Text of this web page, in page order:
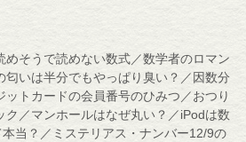
そうで読めない数式／数学者のロマン
匂いは半分でもやっぱり臭い？／因数分
トカードの会員番号のひみつ／おつり
ク／マンホールはなぜ丸い？／iPodは数
当？／ミステリアス・ナンバー12/9の